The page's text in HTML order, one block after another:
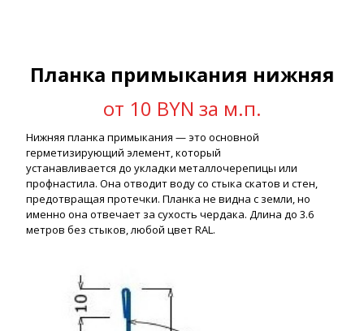
Планка примыкания нижняя
от 10 BYN за м.п.
Нижняя планка примыкания — это основной
герметизирующий элемент, который
устанавливается до укладки металлочерепицы или
профнастила. Она отводит воду со стыка скатов и стен,
предотвращая протечки. Планка не видна с земли, но
именно она отвечает за сухость чердака. Длина до 3.6
метров без стыков, любой цвет RAL.